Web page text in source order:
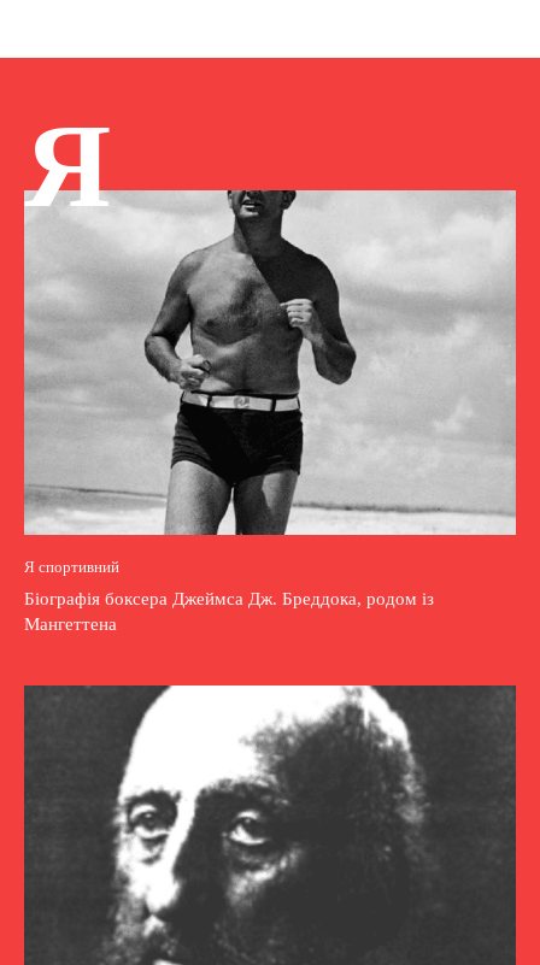
Я
Я спортивний
Біографія боксера Джеймса Дж. Бреддока, родом із
Мангеттена